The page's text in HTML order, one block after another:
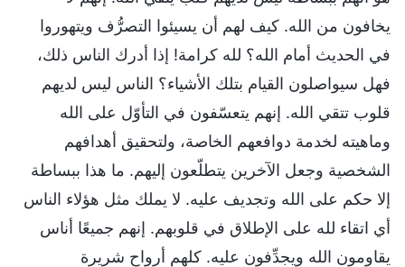
يخافون من الله. كيف لهم أن يسيئوا التصرُّف ويتهوروا
في الحديث أمام الله؟ لله كرامة! إذا أدرك الناس ذلك،
فهل سيواصلون القيام بتلك الأشياء؟ الناس ليس لديهم
قلوب تتقي الله. إنهم يتعسّفون في التأوّل على الله
وماهيته لخدمة دوافعهم الخاصة، ولتحقيق أهدافهم
الشخصية وجعل الآخرين يتطلّعون إليهم. ما هذا ببساطة
إلا حكم على الله وتجديف عليه. لا يملك مثل هؤلاء الناس
أي اتقاء لله على الإطلاق في قلوبهم. إنهم جميعًا أناس
يقاومون الله ويجدِّفون عليه. كلهم أرواح شريرة